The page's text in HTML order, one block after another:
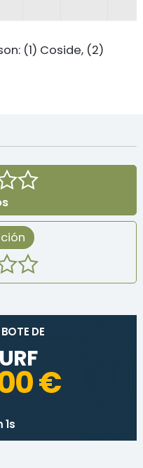
(1) Coside, (2)
DE
€
1s